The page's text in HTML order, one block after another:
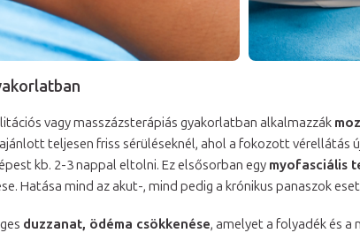
vagy masszázsterápiás gyakorlatban alkalmazzák
teljesen friss sérüléseknél, ahol a fokozott vérellátás
kb. 2-3 nappal eltolni. Ez elsősorban egy myofasciális
Hatása mind az akut-, mind pedig a krónikus panaszok
duzzanat, ödéma csökkenése, amelyet a folyadék és a